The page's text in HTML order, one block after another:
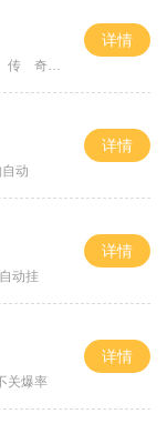
奇
详情
动
详情
动挂
详情
关爆率
详情